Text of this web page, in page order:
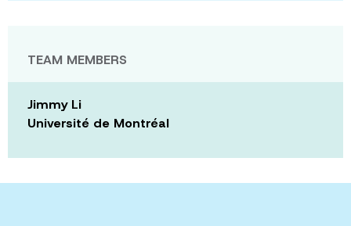
TEAM MEMBERS
Jimmy Li
Université de Montréal